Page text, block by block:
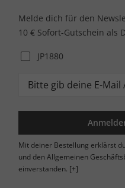
Melde dich für den
10 € Sofort-Gutschein als
JP1880
Mit deiner Bestellung erklärst
und den Allgemeinen
einverstanden. [+]